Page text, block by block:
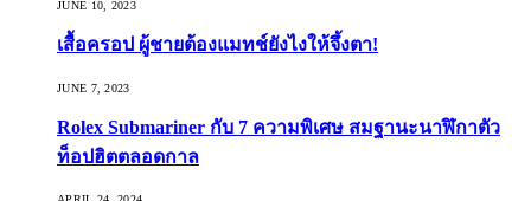
JUNE 10, 2023
เสื้อครอป ผู้ชายต้องแมทช์ยังไงให้จึ้งตา!
JUNE 7, 2023
Rolex Submariner กับ 7 ความพิเศษ สมฐานะนาฬิกาตัว
ท็อปฮิตตลอดกาล